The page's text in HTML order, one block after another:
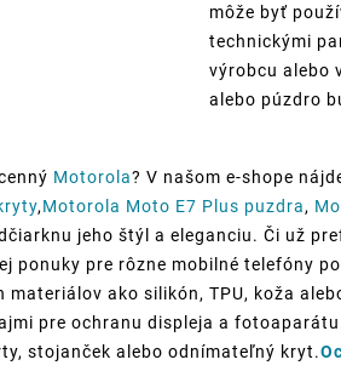
môže byť
technickými
výrobcu alebo
alebo púzdro
Motorola? V našom e-shope
,Motorola Moto E7 Plus puzdra,
jeho štýl a eleganciu. Či už
ponuky pre rôzne mobilné telefóny
materiálov ako silikón, TPU, koža
pre ochranu displeja a
stojanček alebo odnímateľný kryt.